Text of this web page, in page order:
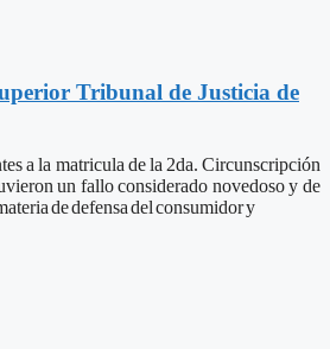
Tribunal de Justicia de
a la matricula de la 2da. Circunscripción
un fallo considerado novedoso y de
de defensa del consumidor y